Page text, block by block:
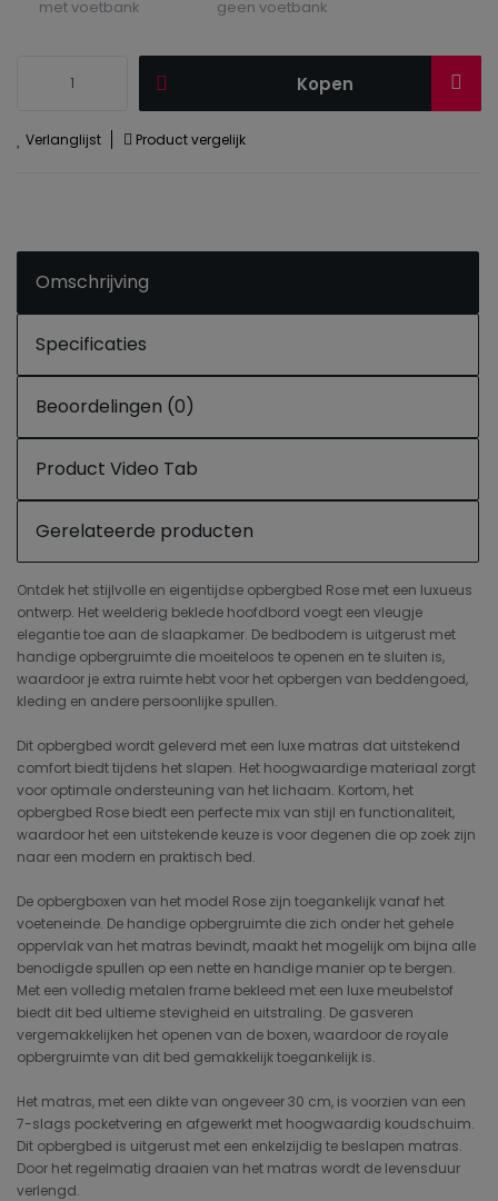
met voetbank geen voetbank
Kopen
Verlanglijst Product vergelijk
Omschrijving
Specificaties
Beoordelingen (0)
Product Video Tab
Gerelateerde producten
Ontdek het stijlvolle en eigentijdse opbergbed Rose met een luxueus
ontwerp. Het weelderig beklede hoofdbord voegt een vleugje
elegantie toe aan de slaapkamer. De bedbodem is uitgerust met
handige opbergruimte die moeiteloos te openen en te sluiten is,
waardoor je extra ruimte hebt voor het opbergen van beddengoed,
kleding en andere persoonlijke spullen.
Dit opbergbed wordt geleverd met een luxe matras dat uitstekend
comfort biedt tijdens het slapen. Het hoogwaardige materiaal zorgt
voor optimale ondersteuning van het lichaam. Kortom, het
opbergbed Rose biedt een perfecte mix van stijl en functionaliteit,
waardoor het een uitstekende keuze is voor degenen die op zoek zijn
naar een modern en praktisch bed.
De opbergboxen van het model Rose zijn toegankelijk vanaf het
voeteneinde. De handige opbergruimte die zich onder het gehele
oppervlak van het matras bevindt, maakt het mogelijk om bijna alle
benodigde spullen op een nette en handige manier op te bergen.
Met een volledig metalen frame bekleed met een luxe meubelstof
biedt dit bed ultieme stevigheid en uitstraling. De gasveren
vergemakkelijken het openen van de boxen, waardoor de royale
opbergruimte van dit bed gemakkelijk toegankelijk is.
Het matras, met een dikte van ongeveer 30 cm, is voorzien van een
7-slags pocketvering en afgewerkt met hoogwaardig koudschuim.
Dit opbergbed is uitgerust met een enkelzijdig te beslapen matras.
Door het regelmatig draaien van het matras wordt de levensduur
verlengd.